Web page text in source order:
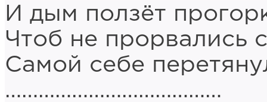
И дым ползёт
Чтоб не прорвались
Самой себе
…………………………………